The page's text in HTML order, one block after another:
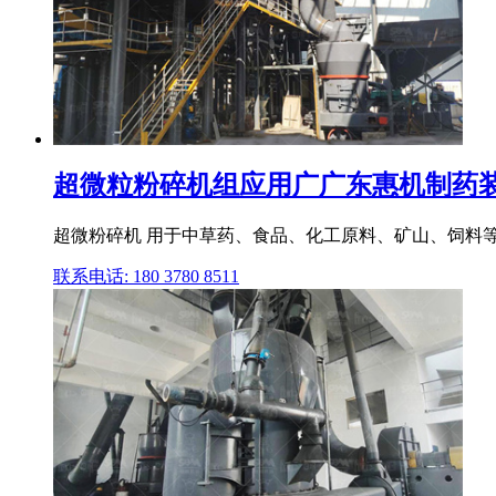
超微粒粉碎机组应用广广东惠机制药
超微粉碎机 用于中草药、食品、化工原料、矿山、饲
联系电话: 180 3780 8511